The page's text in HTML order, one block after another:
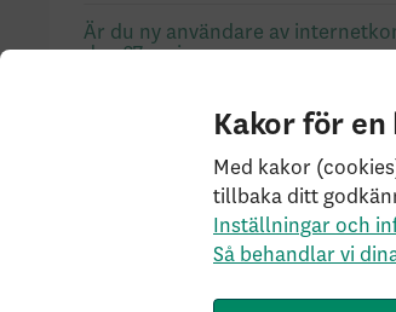
Är du ny användare av
den 27 maj
Nu öppnar anmälan: utbildningar
Visa
Kakor för
Med kakor
tillbaka ditt
Inställningar och
Så behandlar vi